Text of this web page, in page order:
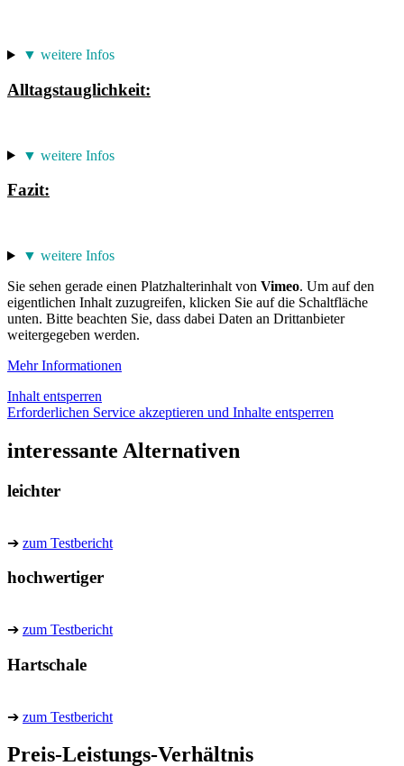
▼ weitere Infos
Alltagstauglichkeit:
▼ weitere Infos
Fazit:
▼ weitere Infos
Sie sehen gerade einen Platzhalterinhalt von Vimeo. Um auf den
eigentlichen Inhalt zuzugreifen, klicken Sie auf die Schaltfläche
unten. Bitte beachten Sie, dass dabei Daten an Drittanbieter
weitergegeben werden.
Mehr Informationen
Inhalt entsperren
Erforderlichen Service akzeptieren und Inhalte entsperren
interessante Alternativen
leichter
➔ zum Testbericht
hochwertiger
➔ zum Testbericht
Hartschale
➔ zum Testbericht
Preis-Leistungs-Verhältnis